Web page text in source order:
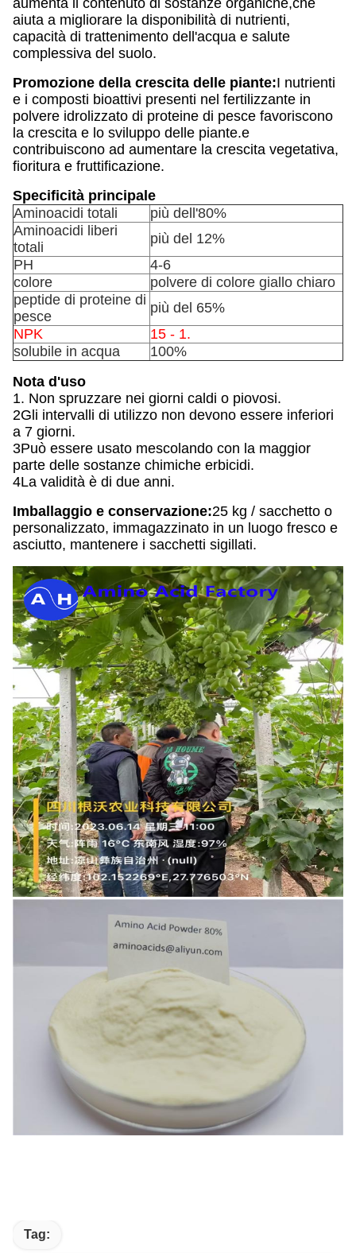
aumenta il contenuto di sostanze organiche,che
aiuta a migliorare la disponibilità di nutrienti,
capacità di trattenimento dell'acqua e salute
complessiva del suolo.
Promozione della crescita delle piante:I nutrienti
e i composti bioattivi presenti nel fertilizzante in
polvere idrolizzato di proteine di pesce favoriscono
la crescita e lo sviluppo delle piante.e
contribuiscono ad aumentare la crescita vegetativa,
fioritura e fruttificazione.
Specificità principale
Aminoacidi totali
più dell'80%
Aminoacidi liberi
totali
più del 12%
PH
4-6
colore
polvere di colore giallo chiaro
peptide di proteine di
pesce
più del 65%
NPK
15 - 1.
solubile in acqua
100%
Nota d'uso
1. Non spruzzare nei giorni caldi o piovosi.
2Gli intervalli di utilizzo non devono essere inferiori
a 7 giorni.
3Può essere usato mescolando con la maggior
parte delle sostanze chimiche erbicidi.
4La validità è di due anni.
Imballaggio e conservazione:25 kg / sacchetto o
personalizzato, immagazzinato in un luogo fresco e
asciutto, mantenere i sacchetti sigillati.
Tag: